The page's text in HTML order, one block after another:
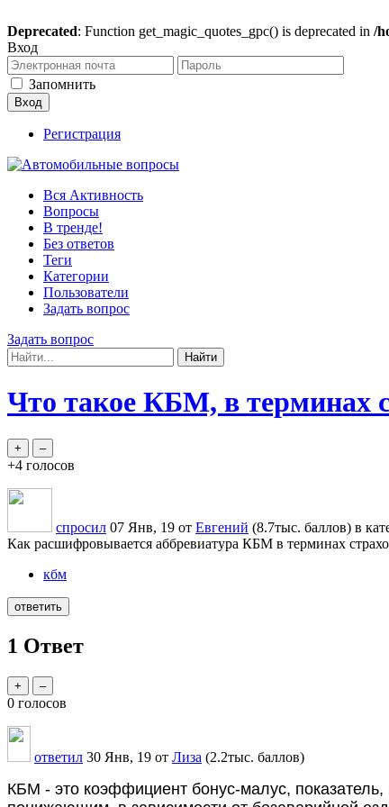
Deprecated: Function get_magic_quotes_gpc() is deprecated in /
Вход
Запомнить
Регистрация
Вся Активность
Вопросы
В тренде!
Без ответов
Теги
Категории
Пользователи
Задать вопрос
Задать вопрос
Что такое КБМ, в терминах
+4 голосов
спросил 07 Янв, 19 от Евгений (8.7тыс. баллов) в
Как расшифровывается аббревиатура КБМ в терминах
кбм
1 Ответ
0 голосов
ответил 30 Янв, 19 от Лиза (2.2тыс. баллов)
КБМ - это коэффициент бонус-малус,